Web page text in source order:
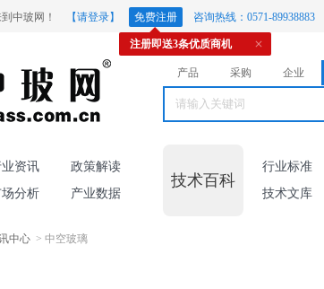
中玻网！ 【请登录】 免费注册 咨询热线：0571-89938883
注册即送3条优质商机
产品 采购 企业
资讯
政策解读
分析
产业数据
技术百科
行业标准
技术文库
中心 > 中空玻璃